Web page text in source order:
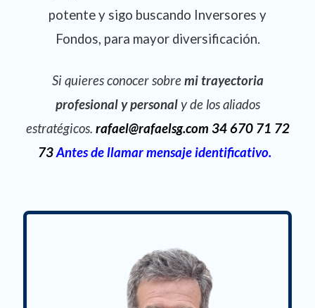
potente y sigo buscando Inversores y
Fondos, para mayor diversificación.
Si quieres conocer sobremi trayectoria
profesional y personaly de los aliados
estratégicos. rafael@rafaelsg.com 34 670 71 72
73Antes de llamar mensaje identificativo.